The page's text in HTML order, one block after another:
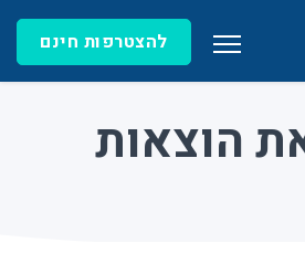
להצטרפות חינם
הוצאות